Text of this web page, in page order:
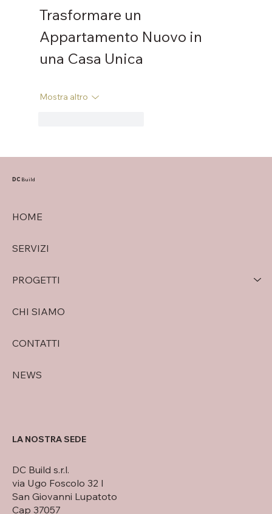
Trasformare un
Appartamento Nuovo in
una Casa Unica
Mostra altro
DC Build
HOME
SERVIZI
PROGETTI
CHI SIAMO
CONTATTI
NEWS
LA NOSTRA SEDE
DC Build s.r.l.
via Ugo Foscolo 32 I
San Giovanni Lupatoto
Cap 37057